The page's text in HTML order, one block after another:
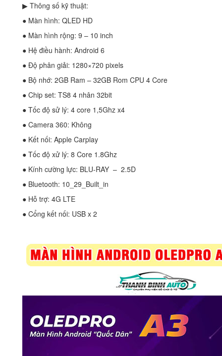
▶ Thông số kỹ thuật:
● Màn hình: QLED HD
● Màn hình rộng: 9 – 10 inch
● Hệ điều hành: Android 6
● Độ phân giải: 1280×720 pixels
● Bộ nhớ: 2GB Ram – 32GB Rom CPU 4 Core
● Chip set: TS8 4 nhân 32bit
● Tốc độ sử lý: 4 core 1,5Ghz x4
● Camera 360: Không
● Kết nối: Apple Carplay
● Tốc độ xử lý: 8 Core 1.8Ghz
● Kính cường lực: BLU-RAY – 2.5D
● Bluetooth: 10_29_Built_in
● Hỗ trợ: 4G LTE
● Cổng kết nối: USB x 2